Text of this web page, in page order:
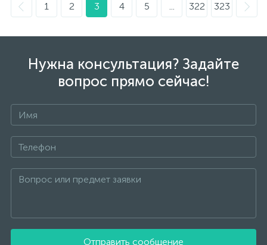
1 2 3 4 5 ... 322 323
Нужна консультация? Задайте
вопрос прямо сейчас!
Отправить сообщение